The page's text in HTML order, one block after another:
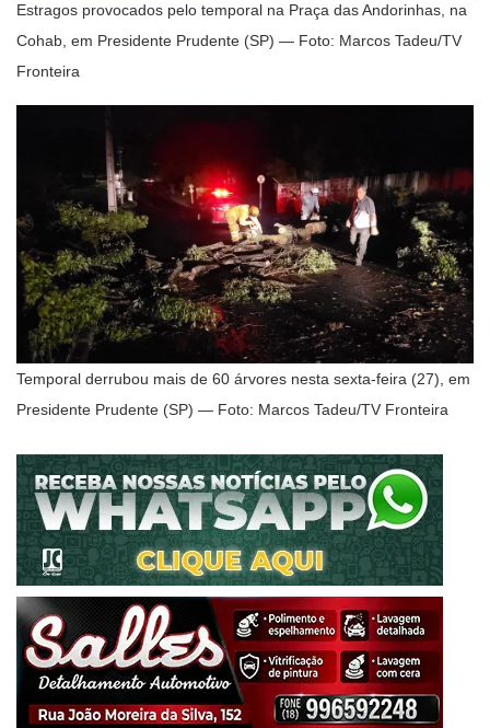
Estragos provocados pelo temporal na Praça das Andorinhas, na
Cohab, em Presidente Prudente (SP) — Foto: Marcos Tadeu/TV
Fronteira
Temporal derrubou mais de 60 árvores nesta sexta-feira (27), em
Presidente Prudente (SP) — Foto: Marcos Tadeu/TV Fronteira